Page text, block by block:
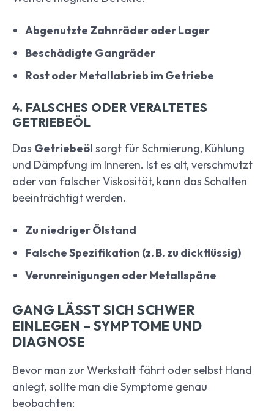
Abgenutzte Zahnräder oder Lager
Beschädigte Gangräder
Rost oder Metallabrieb im Getriebe
4. FALSCHES ODER VERALTETES
GETRIEBEÖL
Das Getriebeöl sorgt für Schmierung, Kühlung
und Dämpfung im Inneren. Ist es alt, verschmutzt
oder von falscher Viskosität, kann das Schalten
beeinträchtigt werden.
Zu niedriger Ölstand
Falsche Spezifikation (z. B. zu dickflüssig)
Verunreinigungen oder Metallspäne
GANG LÄSST SICH SCHWER
EINLEGEN – SYMPTOME UND
DIAGNOSE
Bevor man zur Werkstatt fährt oder selbst Hand
anlegt, sollte man die Symptome genau
beobachten: